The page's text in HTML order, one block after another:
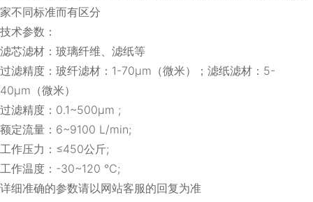
家不同标准而有区分
技术参数：
滤芯滤材：玻璃纤维、滤纸等
过滤精度：玻纤滤材：1-70μm（微米）；滤纸滤材：5-
40μm（微米）
过滤精度：0.1~500μm ;
额定流量：6~9100 L/min;
工作压力：≤450公斤;
工作温度：-30~120 ℃;
详细准确的参数请以网站客服的回复为准